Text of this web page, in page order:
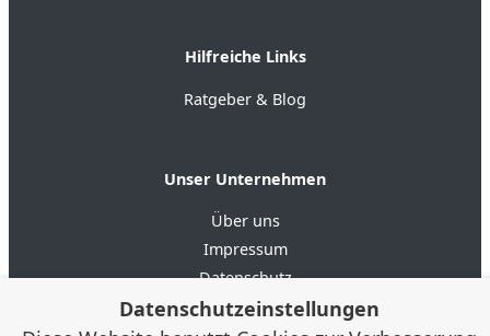
Hilfreiche Links
Ratgeber & Blog
Unser Unternehmen
Über uns
Impressum
Datenschutz
AGB
Datenschutzeinstellungen